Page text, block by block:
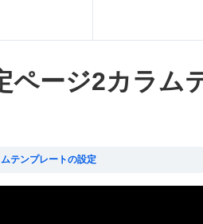
ページ2カラム
テンプレートの設定